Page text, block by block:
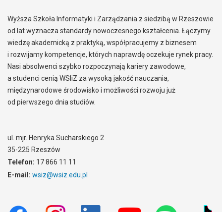
Wyższa Szkoła Informatyki i Zarządzania z siedzibą w Rzeszowie
od lat wyznacza standardy nowoczesnego kształcenia. Łączymy
wiedzę akademicką z praktyką, współpracujemy z biznesem
i rozwijamy kompetencje, których naprawdę oczekuje rynek pracy.
Nasi absolwenci szybko rozpoczynają kariery zawodowe,
a studenci cenią WSIiZ za wysoką jakość nauczania,
międzynarodowe środowisko i możliwości rozwoju już
od pierwszego dnia studiów.
ul. mjr. Henryka Sucharskiego 2
35-225 Rzeszów
Telefon: 17 866 11 11
E-mail: wsiz@wsiz.edu.pl